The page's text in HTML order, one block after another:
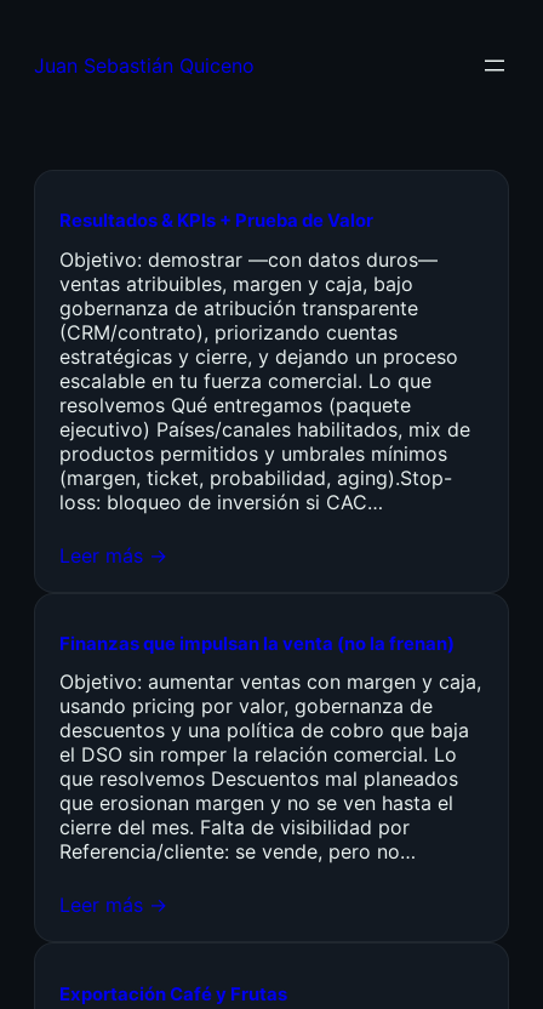
Juan Sebastián Quiceno
Resultados & KPIs + Prueba de Valor
Objetivo: demostrar —con datos duros—
ventas atribuibles, margen y caja, bajo
gobernanza de atribución transparente
(CRM/contrato), priorizando cuentas
estratégicas y cierre, y dejando un proceso
escalable en tu fuerza comercial. Lo que
resolvemos Qué entregamos (paquete
ejecutivo) Países/canales habilitados, mix de
productos permitidos y umbrales mínimos
(margen, ticket, probabilidad, aging).Stop-
loss: bloqueo de inversión si CAC…
Leer más →
Finanzas que impulsan la venta (no la frenan)
Objetivo: aumentar ventas con margen y caja,
usando pricing por valor, gobernanza de
descuentos y una política de cobro que baja
el DSO sin romper la relación comercial. Lo
que resolvemos Descuentos mal planeados
que erosionan margen y no se ven hasta el
cierre del mes. Falta de visibilidad por
Referencia/cliente: se vende, pero no…
Leer más →
Exportación Café y Frutas